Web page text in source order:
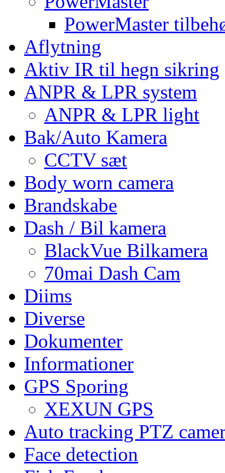
PowerMaster
Aflytning
Aktiv IR til hegn sikring
ANPR & LPR system
ANPR & LPR light
Bak/Auto Kamera
CCTV sæt
Body worn camera
Brandskabe
Dash / Bil kamera
BlackVue Bilkamera
70mai Dash Cam
Diims
Diverse
Dokumenter
Informationer
GPS Sporing
XEXUN GPS
Auto tracking PTZ
Face detection